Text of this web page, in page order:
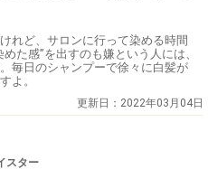
れど、サロンに行って染める時間
た感”を出すのも嫌という人には、
毎日のシャンプーで徐々に白髪が
よ。
更新日： 2022年03月04日
スター